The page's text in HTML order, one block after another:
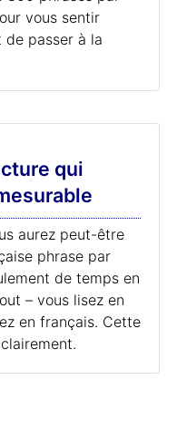
vous sentir
de passer à la
qui
aurez peut-être
phrase par
de temps en
– vous lisez en
en français. Cette